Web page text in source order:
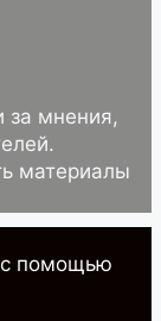
за мнения,
материалы
помощью